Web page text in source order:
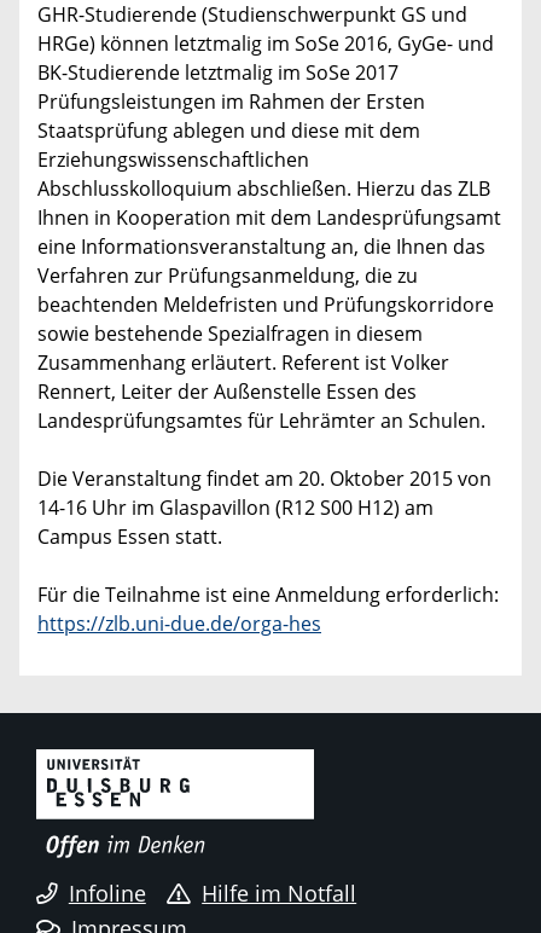
GHR-Studierende (Studienschwerpunkt GS und
HRGe) können letztmalig im SoSe 2016, GyGe- und
BK-Studierende letztmalig im SoSe 2017
Prüfungsleistungen im Rahmen der Ersten
Staatsprüfung ablegen und diese mit dem
Erziehungswissenschaftlichen
Abschlusskolloquium abschließen. Hierzu das ZLB
Ihnen in Kooperation mit dem Landesprüfungsamt
eine Informationsveranstaltung an, die Ihnen das
Verfahren zur Prüfungsanmeldung, die zu
beachtenden Meldefristen und Prüfungskorridore
sowie bestehende Spezialfragen in diesem
Zusammenhang erläutert. Referent ist Volker
Rennert, Leiter der Außenstelle Essen des
Landesprüfungsamtes für Lehrämter an Schulen.
Die Veranstaltung findet am 20. Oktober 2015 von
14-16 Uhr im Glaspavillon (R12 S00 H12) am
Campus Essen statt.
Für die Teilnahme ist eine Anmeldung erforderlich:
https://zlb.uni-due.de/orga-hes
Infoline
Hilfe im Notfall